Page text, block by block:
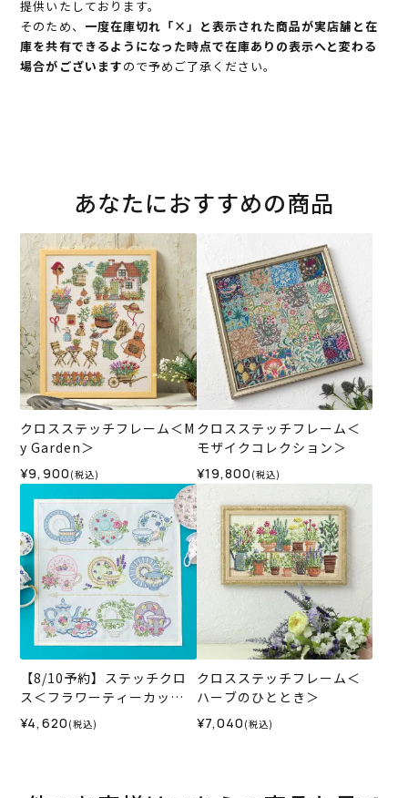
提供いたしております。
そのため、 一度在庫切れ「×」と表示された商品が実店舗と在
庫を共有できるようになった時点で在庫ありの表示へと変わる
場合がございますので予めご了承ください。
あなたにおすすめの商品
クロスステッチフレーム＜M
y Garden＞
¥9,900 (税込)
クロスステッチフレーム＜
モザイクコレクション＞
¥19,800 (税込)
【8/10予約】ステッチクロ
ス＜フラワーティーカップ
＞
¥4,620 (税込)
クロスステッチフレーム＜
ハーブのひととき＞
¥7,040 (税込)